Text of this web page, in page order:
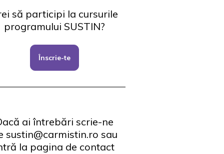
să participi la cursurile
programului SUSTIN?
Înscrie-te
ai întrebări scrie-ne
sustin@carmistin.ro sau
la pagina de contact